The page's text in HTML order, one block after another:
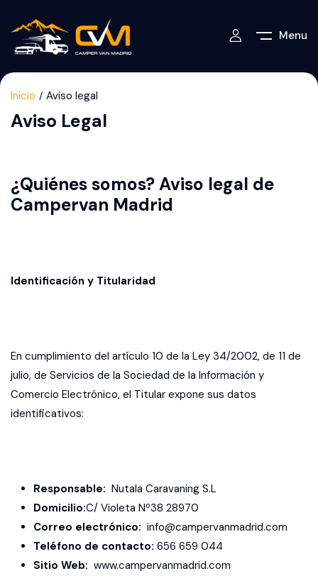
Menu
Inicio Aviso legal
Aviso Legal
¿Quiénes somos? Aviso legal de
Campervan Madrid
Identificación y Titularidad
En cumplimiento del artículo 10 de la Ley 34/2002, de 11 de
julio, de Servicios de la Sociedad de la Información y
Comercio Electrónico, el Titular expone sus datos
identificativos:
Responsable: Nutala Caravaning S.L
Domicilio:C/ Violeta Nº38 28970
Correo electrónico: info@campervanmadrid.com
Teléfono de contacto: 656 659 044
Sitio Web: www.campervanmadrid.com